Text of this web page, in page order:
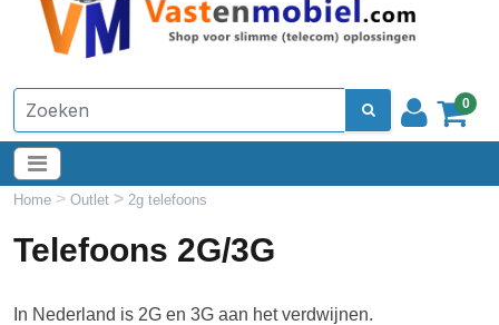
0
Home > Outlet > 2g telefoons
Telefoons 2G/3G
In Nederland is 2G en 3G aan het verdwijnen.